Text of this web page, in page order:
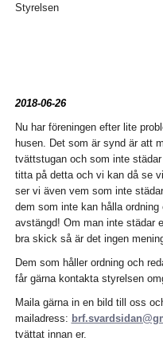
Styrelsen
2018-06-26
Nu har föreningen efter lite
husen. Det som är synd är att
tvättstugan och som inte
titta på detta och vi kan då se
ser vi även vem som inte
dem som inte kan hålla
avstängd! Om man inte städar
bra skick så är det ingen
Dem som håller ordning och
får gärna kontakta styrelsen
Maila gärna in en bild till oss
mailadress:
tvättat innan er.